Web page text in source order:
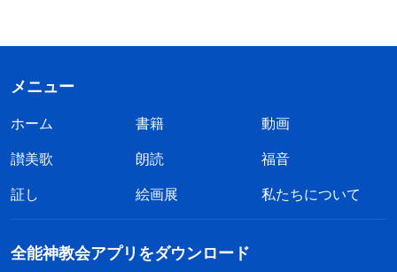
メニュー
ホーム 書籍
動画
讃美歌
朗読
福音
証し
絵画展 私たちについて
全能神教会アプリをダウンロード